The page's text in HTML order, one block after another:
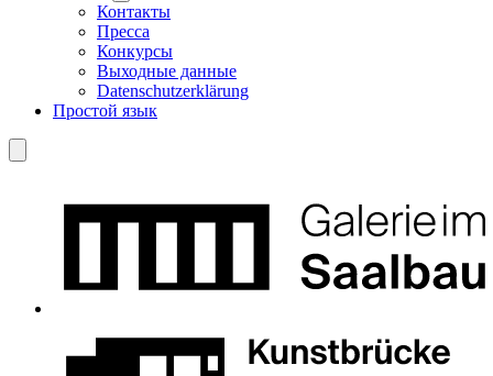
Контакты
Пресса
Конкурсы
Выходные данные
Datenschutzerklärung
Простой язык